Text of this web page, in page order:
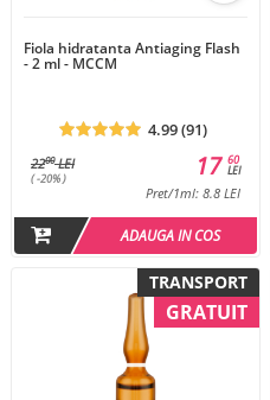
Fiola hidratanta Antiaging Flash
- 2 ml - MCCM
4.99 (91)
2200LEI
( -20% )
60
LEI
17
Pret/1ml: 8.8 LEI
ADAUGA IN COS
TRANSPORT
GRATUIT